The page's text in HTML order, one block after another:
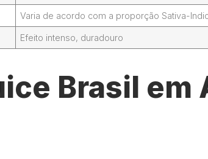
Varia de acordo com a proporção Sativa-
Efeito intenso, duradouro
Brasil em